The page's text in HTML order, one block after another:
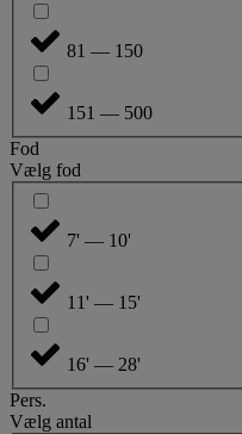
81 — 150
151 — 500
Fod
Vælg fod
7' — 10'
11' — 15'
16' — 28'
Pers.
Vælg antal